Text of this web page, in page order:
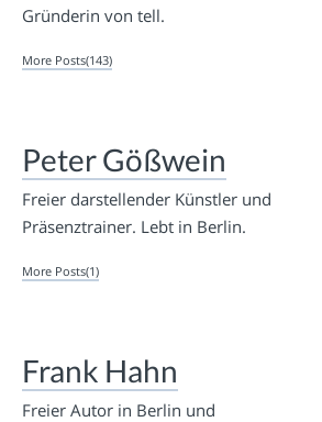
Gründerin von tell.
More Posts(143)
Peter Gößwein
Freier darstellender Künstler und
Präsenztrainer. Lebt in Berlin.
More Posts(1)
Frank Hahn
Freier Autor in Berlin und